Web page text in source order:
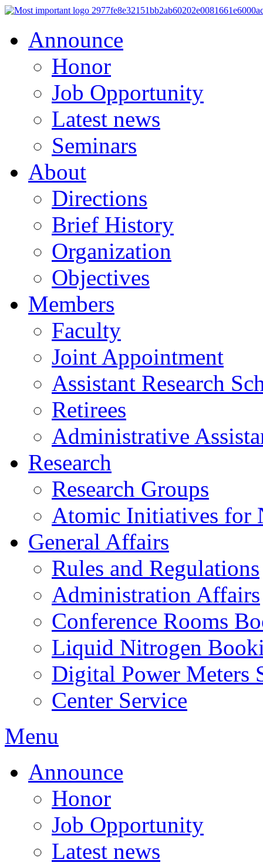
Announce
Honor
Job Opportunity
Latest news
Seminars
About
Directions
Brief History
Organization
Objectives
Members
Faculty
Joint Appointment
Assistant Research
Retirees
Administrative
Research
Research Groups
Atomic Initiatives for
General Affairs
Rules and Regulations
Administration Affairs
Conference Rooms
Liquid Nitrogen
Digital Power Meters
Center Service
Menu
Announce
Honor
Job Opportunity
Latest news